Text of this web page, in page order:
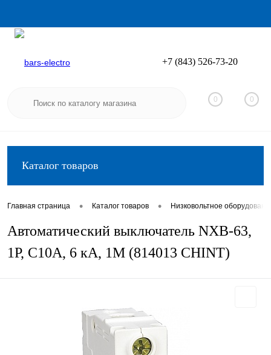
Вход
+7 (843) 526-73-20
0 0
Каталог товаров
Главная страница • Каталог товаров • Низковольтное
Автоматический выключатель NXB-63,
1P, C10А, 6 кА, 1М (814013 CHINT)